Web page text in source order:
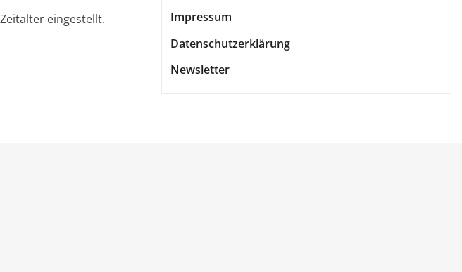
eingestellt.
Impressum
Datenschutzerklärung
Newsletter